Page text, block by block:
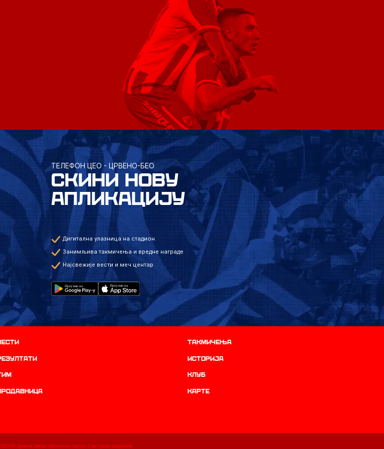
ТЕЛЕФОН ЦЕО - ЦРВЕНО-БЕО
СКИНИ НОВУ
АПЛИКАЦИЈУ
Дигитална улазница на стадион
Занимљива такмичења и вредне награде
Најсвежије вести и меч центар
Такмичења
историја
Клуб
Карте
2026ФК Црвена звезда званични портал. Сва права задржана.